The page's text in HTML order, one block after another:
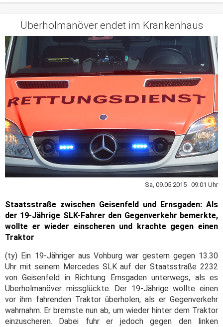
Überholmanöver endet im Krankenhaus
Sa, 09.05.2015 09:01 Uhr
Staatsstraße zwischen Geisenfeld und Ernsgaden: Als
der 19-Jährige SLK-Fahrer den Gegenverkehr bemerkte,
wollte er wieder einscheren und krachte gegen einen
Traktor
(ty) Ein 19-Jähriger aus Vohburg war gestern gegen 13.30
Uhr mit seinem Mercedes SLK auf der Staatsstraße 2232
von Geisenfeld in Richtung Ernsgaden unterwegs, als es
Überholmanöver missglückte. Der 19-Jährige wollte einen
vor ihm fahrenden Traktor überholen, als er Gegenverkehr
wahrnahm. Er bremste nun ab, um wieder hinter dem Traktor
einzuscheren. Dabei fuhr er jedoch gegen den linken